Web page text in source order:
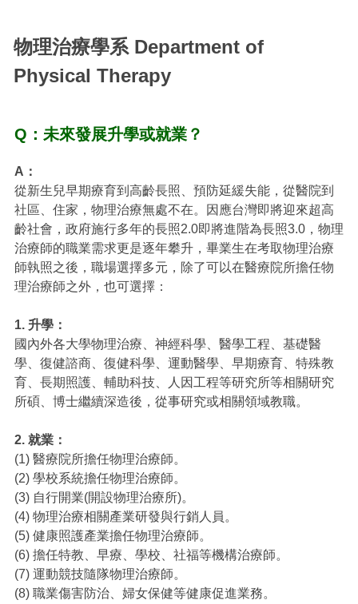
物理治療學系 Department of
Physical Therapy
Q：未來發展升學或就業？
A：
從新生兒早期療育到高齡長照、預防延緩失能，從醫院到
社區、住家，物理治療無處不在。因應台灣即將迎來超高
齡社會，政府施行多年的長照2.0即將進階為長照3.0，物理
治療師的職業需求更是逐年攀升，畢業生在考取物理治療
師執照之後，職場選擇多元，除了可以在醫療院所擔任物
理治療師之外，也可選擇：
1. 升學：
國內外各大學物理治療、神經科學、醫學工程、基礎醫
學、復健諮商、復健科學、運動醫學、早期療育、特殊教
育、長期照護、輔助科技、人因工程等研究所等相關研究
所碩、博士繼續深造後，從事研究或相關領域教職。
2. 就業：
(1) 醫療院所擔任物理治療師。
(2) 學校系統擔任物理治療師。
(3) 自行開業(開設物理治療所)。
(4) 物理治療相關產業研發與行銷人員。
(5) 健康照護產業擔任物理治療師。
(6) 擔任特教、早療、學校、社福等機構治療師。
(7) 運動競技隨隊物理治療師。
(8) 職業傷害防治、婦女保健等健康促進業務。